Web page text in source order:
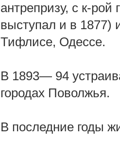
антрепризу, с к-
выступал и в 1877)
Тифлисе, Одессе.
В 1893— 94
городах Поволжья.
В последние годы